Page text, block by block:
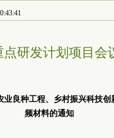
点研发计划项目会
业良种工程、乡村振兴科技
频材料的通知